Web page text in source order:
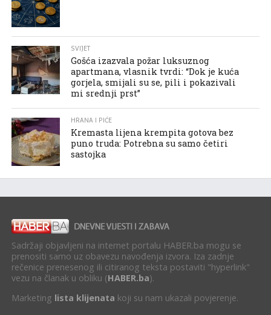
SVIJET
Gošća izazvala požar luksuznog
apartmana, vlasnik tvrdi: “Dok je kuća
gorjela, smijali su se, pili i pokazivali
mi srednji prst”
HRANA I PIĆE
Kremasta lijena krempita gotova bez
puno truda: Potrebna su samo četiri
sastojka
Sadržaji objavljeni na internet portalu HABER.ba mogu se
prenositi samo uz obavezu navođenja izvora. Iza zadnje
rečenice prenesenog ili citiranog teksta postaviti "hyperlink"
vezu na članak u obliku (HABER.ba).
Marketing lista klijenata koji su nam ukazali povjerenje.